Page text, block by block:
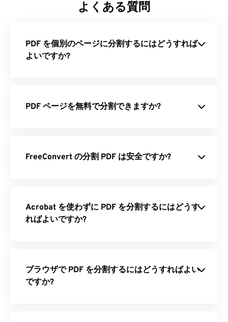
よくある質問
PDF を個別のページに分割するにはどうすれば
よいですか?
PDF ページを無料で分割できますか?
FreeConvert の分割 PDF は安全ですか?
Acrobat を使わずに PDF を分割するにはどうす
ればよいですか?
ブラウザで PDF を分割するにはどうすればよい
ですか?